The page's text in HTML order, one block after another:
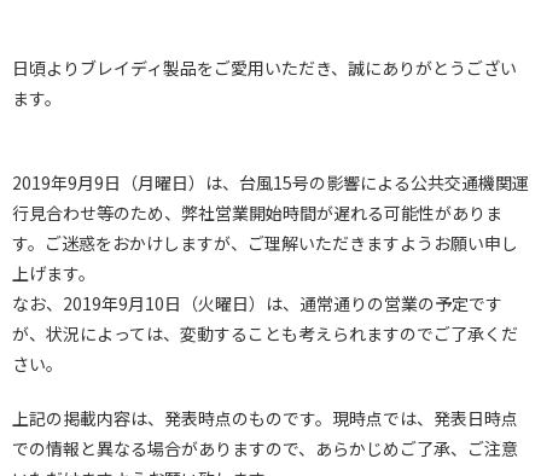
日頃よりブレイディ製品をご愛用いただき、誠にありがとうござい
ます。
2019年9月9日（月曜日）は、台風15号の影響による公共交通機関運
行見合わせ等のため、弊社営業開始時間が遅れる可能性がありま
す。ご迷惑をおかけしますが、ご理解いただきますようお願い申し
上げます。
なお、2019年9月10日（火曜日）は、通常通りの営業の予定です
が、状況によっては、変動することも考えられますのでご了承くだ
さい。
上記の掲載内容は、発表時点のものです。現時点では、発表日時点
での情報と異なる場合がありますので、あらかじめご了承、ご注意